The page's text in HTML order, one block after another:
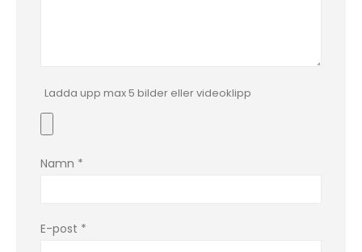
Ladda upp max 5 bilder eller videoklipp
Namn *
E-post *